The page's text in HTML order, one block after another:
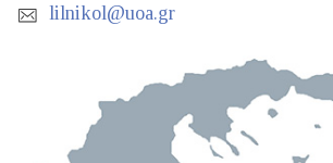
lilnikol@uoa.gr